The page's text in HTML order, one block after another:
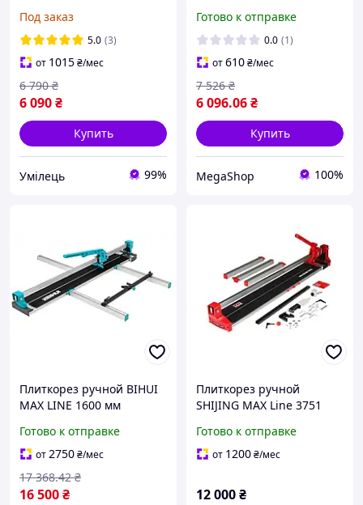
Под заказ
5.0 (3)
от 1015₴/мес
6 090₴
6 790 ₴
Купить
Умілець 99%
Готово к отправке
0.0 (1)
от610₴/мес
6 096.06₴
7 526 ₴
Купить
MegaShop 100%
Плиткорез ручной BIHUI
MAX LINE 1600 мм
лазер)
Готово к отправке
от2750₴/мес
16 500₴
17 368.42 ₴
Плиткорез ручной
SHIJING MAX Line 3751
зеленым лазером и
режущий ролик в
Готово к отправке
от 1200₴/мес
12 000₴